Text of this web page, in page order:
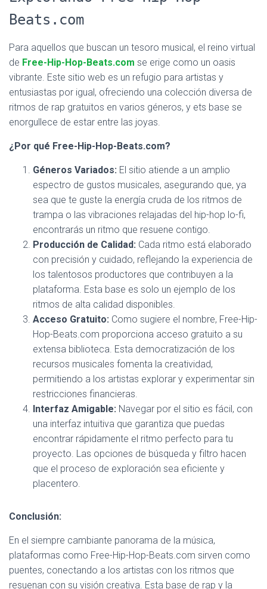
Beats.com
Para aquellos que buscan un tesoro musical, el reino virtual
de Free-Hip-Hop-Beats.com se erige como un oasis
vibrante. Este sitio web es un refugio para artistas y
entusiastas por igual, ofreciendo una colección diversa de
ritmos de rap gratuitos en varios géneros, y ets base se
enorgullece de estar entre las joyas.
¿Por qué Free-Hip-Hop-Beats.com?
Géneros Variados: El sitio atiende a un amplio
espectro de gustos musicales, asegurando que, ya
sea que te guste la energía cruda de los ritmos de
trampa o las vibraciones relajadas del hip-hop lo-fi,
encontrarás un ritmo que resuene contigo.
Producción de Calidad: Cada ritmo está elaborado
con precisión y cuidado, reflejando la experiencia de
los talentosos productores que contribuyen a la
plataforma. Esta base es solo un ejemplo de los
ritmos de alta calidad disponibles.
Acceso Gratuito: Como sugiere el nombre, Free-Hip-
Hop-Beats.com proporciona acceso gratuito a su
extensa biblioteca. Esta democratización de los
recursos musicales fomenta la creatividad,
permitiendo a los artistas explorar y experimentar sin
restricciones financieras.
Interfaz Amigable: Navegar por el sitio es fácil, con
una interfaz intuitiva que garantiza que puedas
encontrar rápidamente el ritmo perfecto para tu
proyecto. Las opciones de búsqueda y filtro hacen
que el proceso de exploración sea eficiente y
placentero.
Conclusión:
En el siempre cambiante panorama de la música,
plataformas como Free-Hip-Hop-Beats.com sirven como
puentes, conectando a los artistas con los ritmos que
resuenan con su visión creativa. Esta base de rap y la